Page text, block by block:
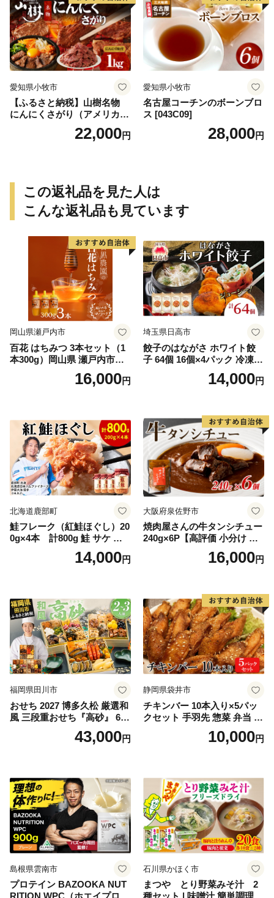
愛知県小牧市
【ふるさと納税】山樹名物
にんにくさがり（アメリカ産
22,000円
愛知県小牧市
名古屋コーチンのボーンブロ
ス [043C09]
28,000円
この返礼品を見た人は
こんな返礼品も見ています
岡山県瀬戸内市
百花 はちみつ 3本セット（1
本300g）岡山県 瀬戸内市産
石黒農園 ヨーグルト パン 砂
糖の代わり 香り高い いい香
16,000円
埼玉県日高市
餃子のはながさ ホワイト餃
子 64個 16個×4パック 冷凍
中華 点心 B級グルメ ご当地
野菜 おつまみ おかず 簡単調
ー ギフト お取り寄せ 日高市
14,000円
北海道鹿部町
鮭フレーク（紅鮭ほぐし）20
0g×4本 計800g 鮭 サケ 鮭
ほぐし サケフレーク シャケ
フレーク 鮭フレーク14,000円
大阪府泉佐野市
焼肉屋さんの牛タンシチュー
240g×6P【高評価 小分け 惣
菜 牛たん 一人暮らし 冷凍】
16,000円
福岡県田川市
おせち 2027 博多久松 厳選和
風 三段重おせち『高砂』 6.5
寸 3段重 2～3人前 おせち料
理 重箱 お正月 冷凍おせち 縁
ち 本格おせち おせち予約 年
末 年始 お取り寄せ 新春 贅沢
おせち こだわりおせち 惣菜
老舗おせち ふるさと納税お
せち 御節 お節料理 正月 調理
不要 おせち料理2027
43,000円
静岡県袋井市
チキンバー 10本入り×5パッ
クセット 手羽先 惣菜 弁当 お
かず お酒 おつまみ ギフト キ
ャンプ アウトドア キャンプ
10,000円
島根県雲南市
プロテイン BAZOOKA NUT
石川県かほく市
まつや とり野菜みそ汁 2